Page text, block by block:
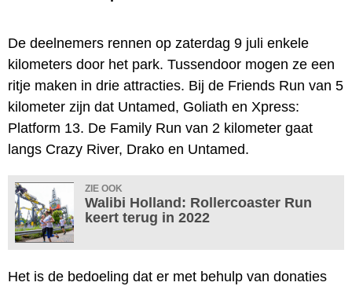
De deelnemers rennen op zaterdag 9 juli enkele
kilometers door het park. Tussendoor mogen ze een
ritje maken in drie attracties. Bij de Friends Run van 5
kilometer zijn dat Untamed, Goliath en Xpress:
Platform 13. De Family Run van 2 kilometer gaat
langs Crazy River, Drako en Untamed.
ZIE OOK
Walibi Holland: Rollercoaster Run
keert terug in 2022
Het is de bedoeling dat er met behulp van donaties